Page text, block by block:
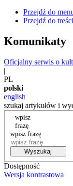
Przejdź do
Przejdź do treści
Komunikaty
Oficjalny serwis o
|
PL
polski
english
szukaj artykułów i
wpisz
frazę
wpisz frazę
Wyszukaj
Dostępność
Wersja kontrastowa